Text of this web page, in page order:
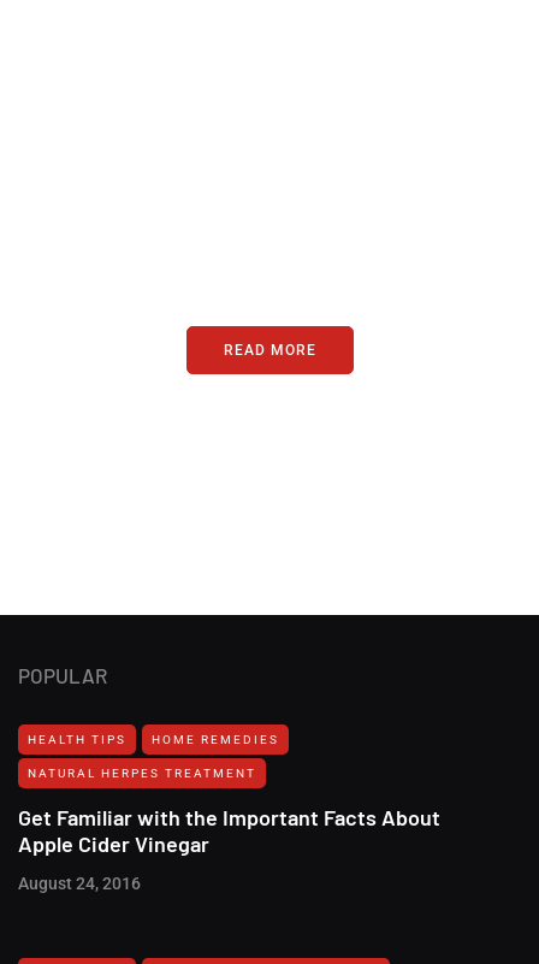
READ MORE
POPULAR
HEALTH TIPS HOME REMEDIES
NATURAL HERPES TREATMENT‎
Get Familiar with the Important Facts About
Apple Cider Vinegar
August 24, 2016